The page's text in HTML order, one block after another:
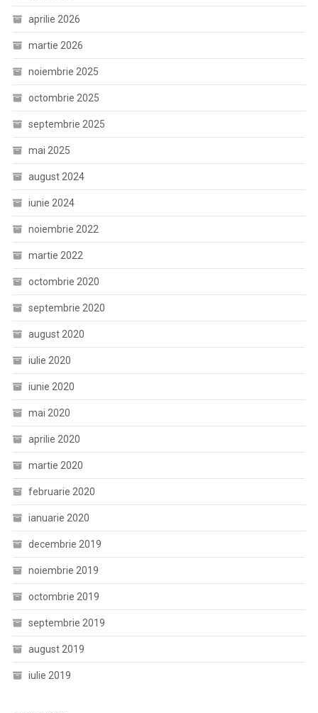
aprilie 2026
martie 2026
noiembrie 2025
octombrie 2025
septembrie 2025
mai 2025
august 2024
iunie 2024
noiembrie 2022
martie 2022
octombrie 2020
septembrie 2020
august 2020
iulie 2020
iunie 2020
mai 2020
aprilie 2020
martie 2020
februarie 2020
ianuarie 2020
decembrie 2019
noiembrie 2019
octombrie 2019
septembrie 2019
august 2019
iulie 2019